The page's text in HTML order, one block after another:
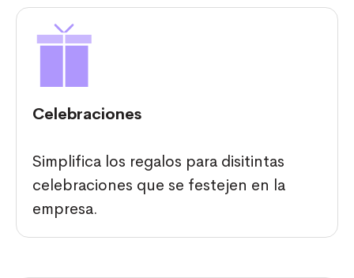
Celebraciones
Simplifica los regalos para disitintas
celebraciones que se festejen en la
empresa.